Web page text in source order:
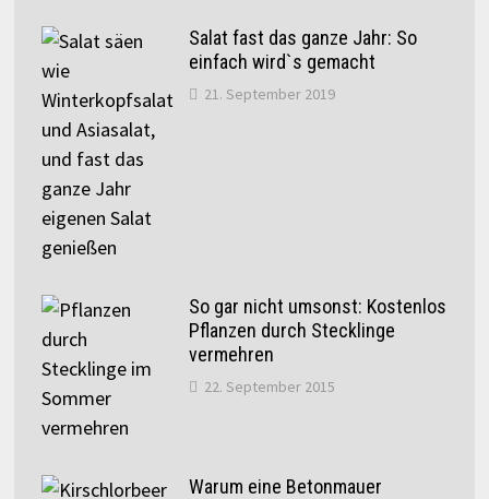
Salat fast das ganze Jahr: So
einfach wird`s gemacht
21. September 2019
So gar nicht umsonst: Kostenlos
Pflanzen durch Stecklinge
vermehren
22. September 2015
Warum eine Betonmauer